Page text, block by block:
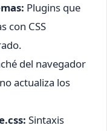
Plugins que
con CSS
del navegador
actualiza los
Sintaxis